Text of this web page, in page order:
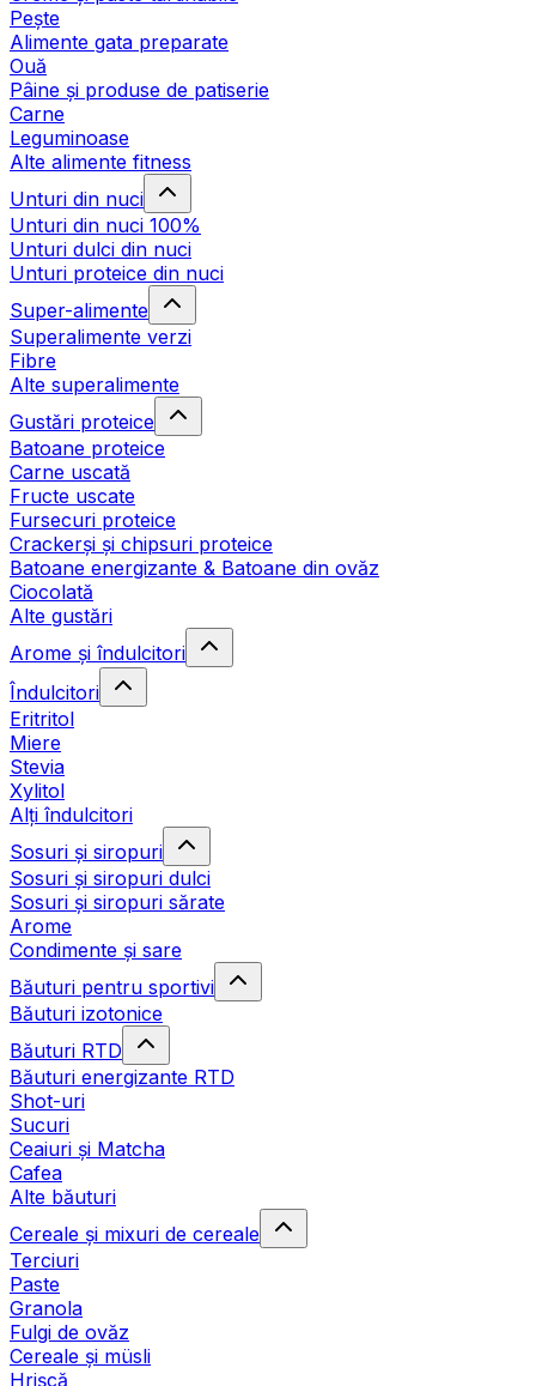
Pește
Alimente gata preparate
Ouă
Pâine și produse de patiserie
Carne
Leguminoase
Alte alimente fitness
Unturi din nuci
Unturi din nuci 100%
Unturi dulci din nuci
Unturi proteice din nuci
Super-alimente
Superalimente verzi
Fibre
Alte superalimente
Gustări proteice
Batoane proteice
Carne uscată
Fructe uscate
Fursecuri proteice
Crackerși și chipsuri proteice
Batoane energizante & Batoane din ovăz
Ciocolată
Alte gustări
Arome și îndulcitori
Îndulcitori
Eritritol
Miere
Stevia
Xylitol
Alți îndulcitori
Sosuri și siropuri
Sosuri și siropuri dulci
Sosuri și siropuri sărate
Arome
Condimente și sare
Băuturi pentru sportivi
Băuturi izotonice
Băuturi RTD
Băuturi energizante RTD
Shot-uri
Sucuri
Ceaiuri și Matcha
Cafea
Alte băuturi
Cereale și mixuri de cereale
Terciuri
Paste
Granola
Fulgi de ovăz
Cereale și müsli
Hrișcă